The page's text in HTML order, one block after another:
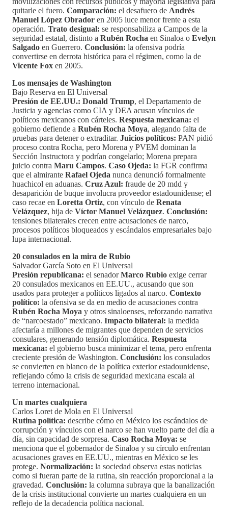
quitarle el fuero. Comparación: el desafuero de Andrés
Manuel López Obrador en 2005 luce menor frente a esta
operación. Trato desigual: se responsabiliza a Campos de la
seguridad estatal, distinto a Rubén Rocha en Sinaloa o Evelyn
Salgado en Guerrero. Conclusión: la ofensiva podría
convertirse en derrota histórica para el régimen, como la de
Vicente Fox en 2005.
Los mensajes de Washington
Bajo Reserva en El Universal
Presión de EE.UU.: Donald Trump, el Departamento de
Justicia y agencias como CIA y DEA acusan vínculos de
políticos mexicanos con cárteles. Respuesta mexicana: el
gobierno defiende a Rubén Rocha Moya, alegando falta de
pruebas para detener o extraditar. Juicios políticos: PAN pidió
proceso contra Rocha, pero Morena y PVEM dominan la
Sección Instructora y podrían congelarlo; Morena prepara
juicio contra Maru Campos. Caso Ojeda: la FGR confirma
que el almirante Rafael Ojeda nunca denunció formalmente
huachicol en aduanas. Cruz Azul: fraude de 20 mdd y
desaparición de buque involucra proveedor estadounidense; el
caso recae en Loretta Ortiz, con vínculo de Renata
Velázquez, hija de Víctor Manuel Velázquez. Conclusión:
tensiones bilaterales crecen entre acusaciones de narco,
procesos políticos bloqueados y escándalos empresariales bajo
lupa internacional.
20 consulados en la mira de Rubio
Salvador García Soto en El Universal
Presión republicana: el senadorMarco Rubio exige cerrar
20 consulados mexicanos en EE.UU., acusando que son
usados para proteger a políticos ligados al narco. Contexto
político: la ofensiva se da en medio de acusaciones contra
Rubén Rocha Moya y otros sinaloenses, reforzando narrativa
de “narcoestado” mexicano. Impacto bilateral: la medida
afectaría a millones de migrantes que dependen de servicios
consulares, generando tensión diplomática. Respuesta
mexicana: el gobierno busca minimizar el tema, pero enfrenta
creciente presión de Washington. Conclusión: los consulados
se convierten en blanco de la política exterior estadounidense,
reflejando cómo la crisis de seguridad mexicana escala al
terreno internacional.
Un martes cualquiera
Carlos Loret de Mola en El Universal
Rutina política: describe cómo en México los escándalos de
corrupción y vínculos con el narco se han vuelto parte del día a
día, sin capacidad de sorpresa. Caso Rocha Moya: se
menciona que el gobernador de Sinaloa y su círculo enfrentan
acusaciones graves en EE.UU., mientras en México se les
protege. Normalización: la sociedad observa estas noticias
como si fueran parte de la rutina, sin reacción proporcional a la
gravedad. Conclusión: la columna subraya que la banalización
de la crisis institucional convierte un martes cualquiera en un
reflejo de la decadencia política nacional.